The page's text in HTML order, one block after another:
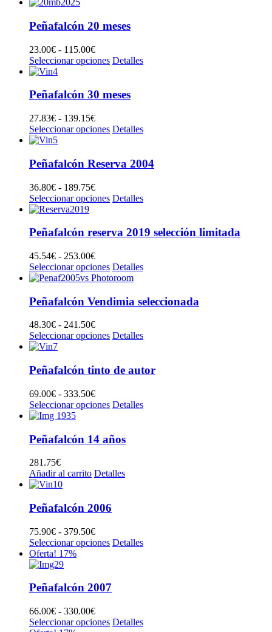
12.65€
63.25€
Peñafalcón 20 meses
23.00€ - 115.00€
de
23.00€
Seleccionar opciones Detalles
Peñafalcón 30 meses
27.83€ - 139.15€
de
27.83€
Seleccionar opciones Detalles
Peñafalcón Reserva 2004
36.80€ - 189.75€
de
36.80€
Seleccionar opciones Detalles
Peñafalcón reserva 2019 selección limitada
45.54€ - 253.00€
de
precios:
45.54€
Seleccionar opciones Detalles
Peñafalcón Vendimia seleccionada
48.30€ - 241.50€
de
48.30€
Seleccionar opciones Detalles
Peñafalcón tinto de autor
69.00€ - 333.50€
de
69.00€
Seleccionar opciones Detalles
Peñafalcón 14 años
281.75€
Añadir al carrito Detalles
Peñafalcón 2006
75.90€ - 379.50€
de
hasta
Seleccionar opciones Detalles
Oferta! 17%
Peñafalcón 2007
66.00€ - 330.00€
de
Seleccionar opciones Detalles